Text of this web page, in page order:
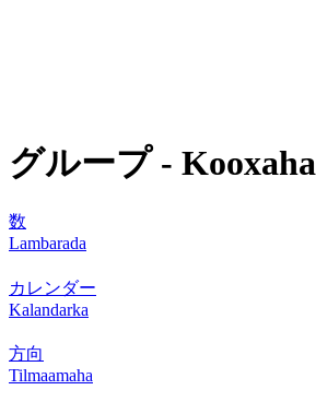
グループ - Kooxaha
数
Lambarada
カレンダー
Kalandarka
方向
Tilmaamaha